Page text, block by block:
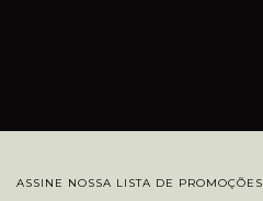
ASSINE NOSSA LISTA DE PROMOÇÕES